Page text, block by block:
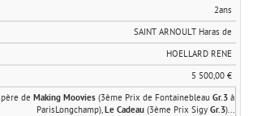
2ans
SAINT ARNOULT Haras de
HOELLARD RENE
5 500,00 €
, père deMaking Moovies (3ème Prix de FontainebleauGr.3 à
ParisLongchamp),Le Cadeau (3ème Prix SigyGr.3)...